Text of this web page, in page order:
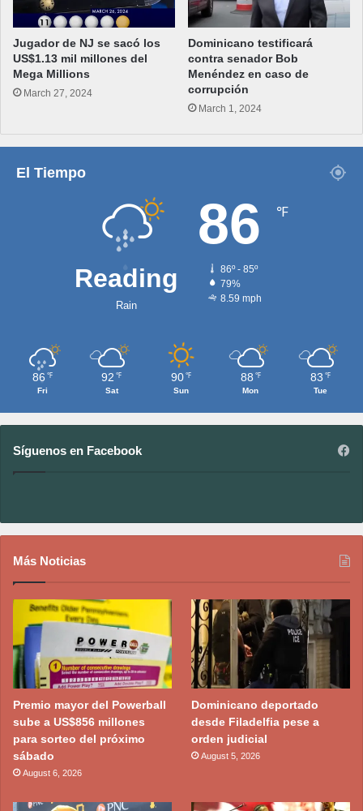
Jugador de NJ se sacó los
US$1.13 mil millones del
Mega Millions
March 27, 2024
Dominicano testificará
contra senador Bob
Menéndez en caso de
corrupción
March 1, 2024
El Tiempo
Reading
Rain
86 ℉
86º - 85º
79%
8.59 mph
86 ℉
Fri
92 ℉
Sat
90 ℉
Sun
88 ℉
Mon
83 ℉
Tue
Síguenos en Facebook
Más Noticias
Premio mayor del Powerball
sube a US$856 millones
para sorteo del próximo
sábado
August 6, 2026
Dominicano deportado
desde Filadelfia pese a
orden judicial
August 5, 2026